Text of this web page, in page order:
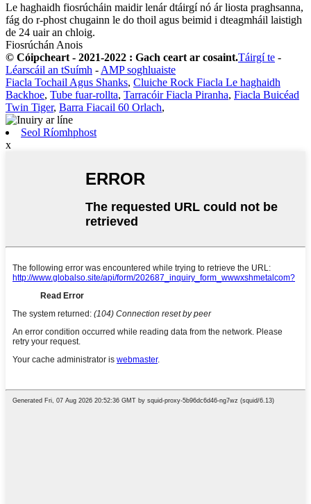
Le haghaidh fiosrúcháin maidir lenár dtáirgí nó ár liosta praghsanna,
fág do r-phost chugainn le do thoil agus beimid i dteagmháil laistigh
de 24 uair an chloig.
Fiosrúchán Anois
© Cóipcheart - 2021-2022 : Gach ceart ar cosaint.Táirgí te -
Léarscáil an tSuímh - AMP soghluaiste
Fiacla Tochail Agus Shanks, Cluiche Rock Fiacla Le haghaidh
Backhoe, Tube fuar-rollta, Tarracóir Fiacla Piranha, Fiacla Buicéad
Twin Tiger, Barra Fiacail 60 Orlach,
Seol Ríomhphost
x